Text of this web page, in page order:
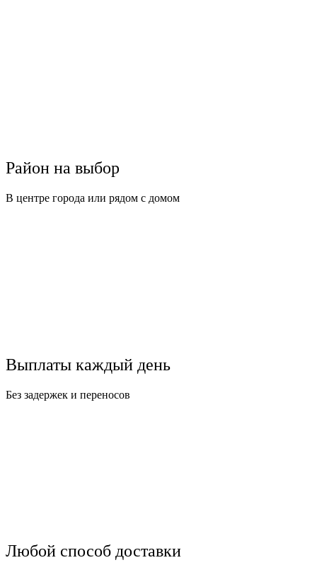
Район на выбор
В центре города или рядом с домом
Выплаты каждый день
Без задержек и переносов
Любой способ доставки​